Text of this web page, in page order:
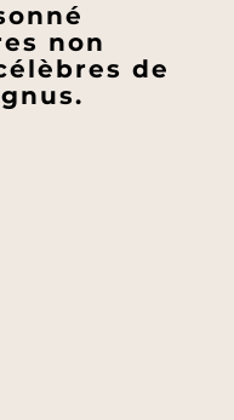
non
de